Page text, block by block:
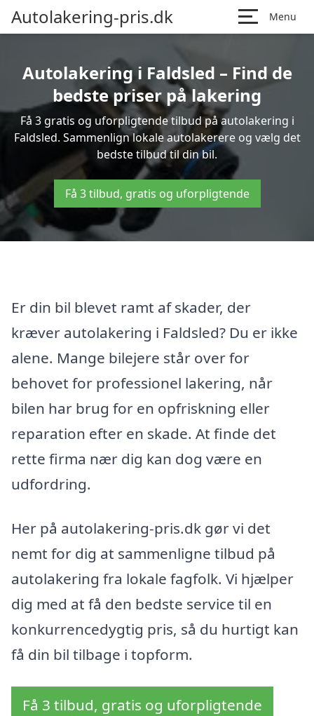
Autolakering-pris.dk Menu
Autolakering i Faldsled – Find de
bedste priser på lakering
Få 3 gratis og uforpligtende tilbud på autolakering i
Faldsled. Sammenlign lokale autolakerere og vælg det
bedste tilbud til din bil.
Få 3 tilbud, gratis og uforpligtende
Er din bil blevet ramt af skader, der
kræver autolakering i Faldsled? Du er ikke
alene. Mange bilejere står over for
behovet for professionel lakering, når
bilen har brug for en opfriskning eller
reparation efter en skade. At finde det
rette firma nær dig kan dog være en
udfordring.
Her på autolakering-pris.dk gør vi det
nemt for dig at sammenligne tilbud på
autolakering fra lokale fagfolk. Vi hjælper
dig med at få den bedste service til en
konkurrencedygtig pris, så du hurtigt kan
få din bil tilbage i topform.
Få 3 tilbud, gratis og uforpligtende